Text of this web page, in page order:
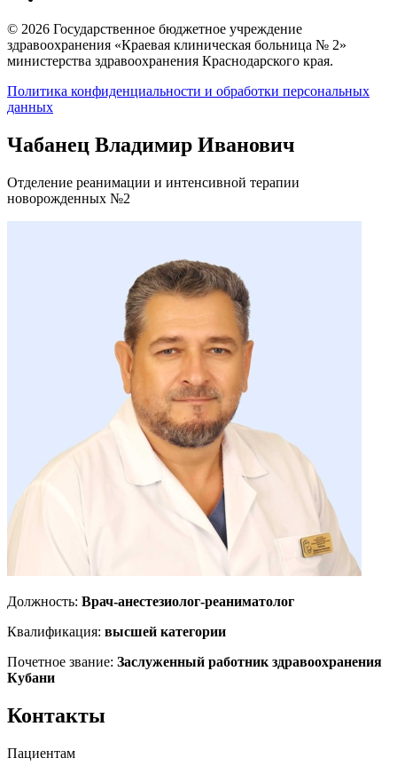
© 2026 Государственное бюджетное учреждение
здравоохранения «Краевая клиническая больница № 2»
министерства здравоохранения Краснодарского края.
Политика конфиденциальности и обработки персональных
данных
Чабанец Владимир Иванович
Отделение реанимации и интенсивной терапии
новорожденных №2
Должность: Врач-анестезиолог-реаниматолог
Квалификация: высшей категории
Почетное звание: Заслуженный работник здравоохранения
Кубани
Контакты
Пациентам